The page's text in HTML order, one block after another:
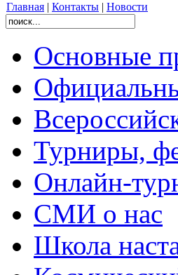
Главная | Контакты | Новости
Основные
Турниры,
Онлайн-
СМИ о нас
Школа